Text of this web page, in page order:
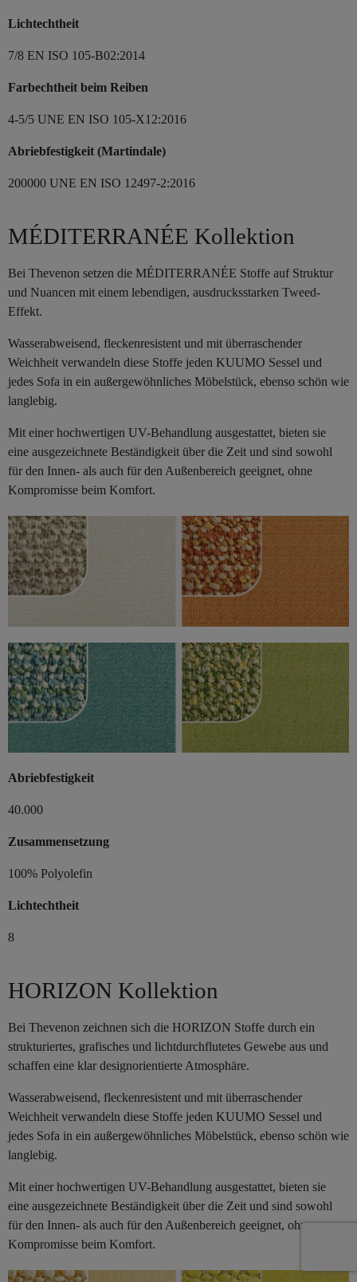
Lichtechtheit
7/8 EN ISO 105-B02:2014
Farbechtheit beim Reiben
4-5/5 UNE EN ISO 105-X12:2016
Abriebfestigkeit (Martindale)
200000 UNE EN ISO 12497-2:2016
MÉDITERRANÉE Kollektion
Bei Thevenon setzen die MÉDITERRANÉE Stoffe auf Struktur
und Nuancen mit einem lebendigen, ausdrucksstarken Tweed-
Effekt.
Wasserabweisend, fleckenresistent und mit überraschender
Weichheit verwandeln diese Stoffe jeden KUUMO Sessel und
jedes Sofa in ein außergewöhnliches Möbelstück, ebenso schön wie
langlebig.
Mit einer hochwertigen UV-Behandlung ausgestattet, bieten sie
eine ausgezeichnete Beständigkeit über die Zeit und sind sowohl
für den Innen- als auch für den Außenbereich geeignet, ohne
Kompromisse beim Komfort.
Abriebfestigkeit
40.000
Zusammensetzung
100% Polyolefin
Lichtechtheit
8
HORIZON Kollektion
Bei Thevenon zeichnen sich die HORIZON Stoffe durch ein
strukturiertes, grafisches und lichtdurchflutetes Gewebe aus und
schaffen eine klar designorientierte Atmosphäre.
Wasserabweisend, fleckenresistent und mit überraschender
Weichheit verwandeln diese Stoffe jeden KUUMO Sessel und
jedes Sofa in ein außergewöhnliches Möbelstück, ebenso schön wie
langlebig.
Mit einer hochwertigen UV-Behandlung ausgestattet, bieten sie
eine ausgezeichnete Beständigkeit über die Zeit und sind sowohl
für den Innen- als auch für den Außenbereich geeignet, ohne
Kompromisse beim Komfort.